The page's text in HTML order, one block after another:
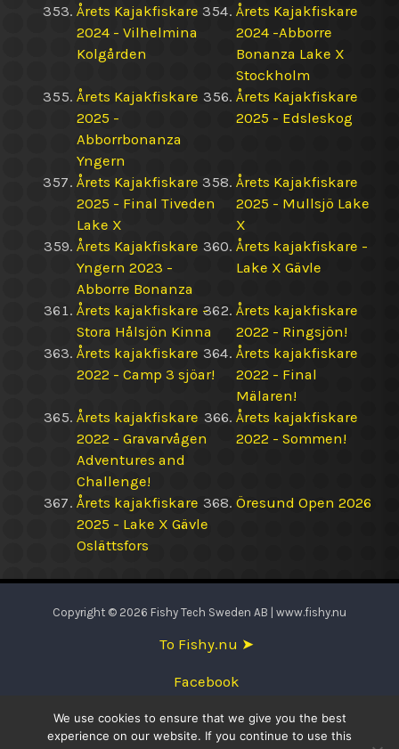
Årets Kajakfiskare
2024 - Vilhelmina
Kolgården
Årets Kajakfiskare
2024 -Abborre
Bonanza Lake X
Stockholm
Årets Kajakfiskare
2025 -
Abborrbonanza
Yngern
Årets Kajakfiskare
2025 - Edsleskog
Årets Kajakfiskare
2025 - Final Tiveden
Lake X
Årets Kajakfiskare
2025 - Mullsjö Lake
X
Årets Kajakfiskare
Yngern 2023 -
Abborre Bonanza
Årets kajakfiskare -
Lake X Gävle
Årets kajakfiskare -
Stora Hålsjön Kinna
Årets kajakfiskare
2022 - Ringsjön!
Årets kajakfiskare
2022 - Camp 3 sjöar!
Årets kajakfiskare
2022 - Final
Mälaren!
Årets kajakfiskare
2022 - Gravarvågen
Adventures and
Challenge!
Årets kajakfiskare
2022 - Sommen!
Årets kajakfiskare
2025 - Lake X Gävle
Oslättsfors
Öresund Open 2026
Copyright © 2026 Fishy Tech Sweden AB | www.fishy.nu
To Fishy.nu ➤
Facebook
English
We use cookies to ensure that we give you the best
experience on our website. If you continue to use this